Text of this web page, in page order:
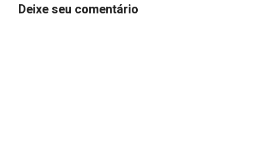
Deixe seu comentário